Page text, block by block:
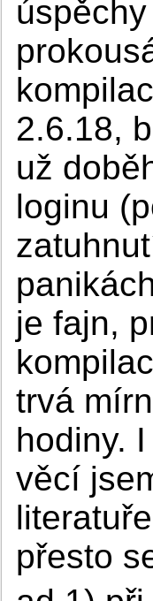
2.6.18,
už
loginu
je fajn,
trvá
hodiny.
věcí
přesto